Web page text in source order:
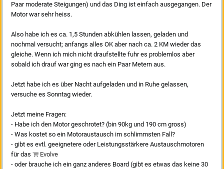
Paar moderate Steigungen) und das Ding ist einfach ausgegangen. Der
Motor war sehr heiss.
Also habe ich es ca. 1,5 Stunden abkühlen lassen, geladen und
nochmal versucht; anfangs alles OK aber nach ca. 2 KM wieder das
gleiche. Wenn ich mich nicht draufstellte fuhr es problemlos aber
sobald ich drauf war ging es nach ein Paar Metern aus.
Jetzt habe ich es über Nacht aufgeladen und in Ruhe gelassen,
versuche es Sonntag wieder.
Jetzt meine Fragen:
- Habe ich den Motor geschrotet? (bin 90kg und 190 cm gross)
- Was kostet so ein Motoraustausch im schlimmsten Fall?
- gibt es evtl. geeignetere oder Leistungsstärkere Austauschmotoren
für das
Evolve
- oder brauche ich ein ganz anderes Board (gibt es etwas das keine 30